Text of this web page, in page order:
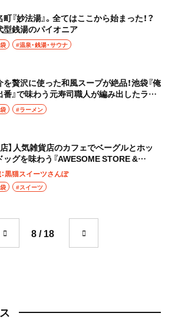
『妙法湯』。全てはここから始まった！？
型銭湯のパイオニア
#温泉・銭湯・サウナ
を贅沢に使った和風スープが絶品！池袋『俺
番』で味わう元寿司職人が編み出したラー
。
#ラーメン
店】人気雑貨店のカフェでベーグルとホッ
ッグを味わう『AWESOME STORE &
』 ～黒猫スイーツ散歩 池袋編④～
黒猫スイーツさんぽ
#スイーツ
8 / 18